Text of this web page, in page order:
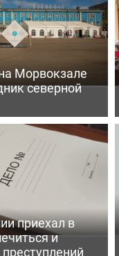
Морвокзале
северной
приехал в
и